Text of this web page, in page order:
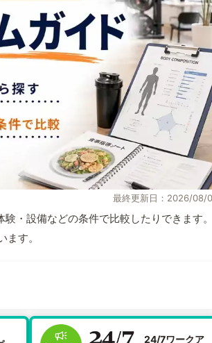
最終更新日：2026/08/
・設備などの条件で比較したりできます
す。
24/7ワークア